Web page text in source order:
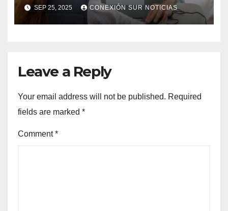
DOCUMENTACIÓN EN
BERAZATEGUI
SEP 25, 2025 CONEXIÓN SUR NOTICIAS
Leave a Reply
Your email address will not be published. Required
fields are marked *
Comment*